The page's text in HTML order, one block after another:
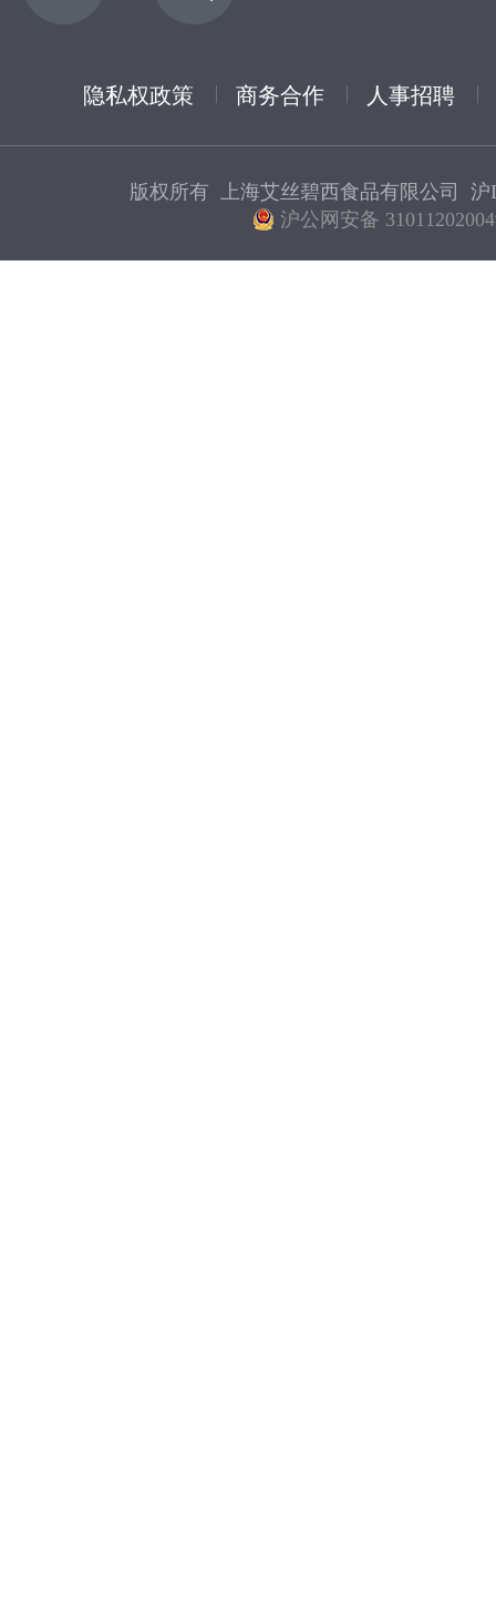
隐私权政策 商务合作 人事招聘
版权所有 上海艾丝碧西食品有限公司 沪
沪公网安备